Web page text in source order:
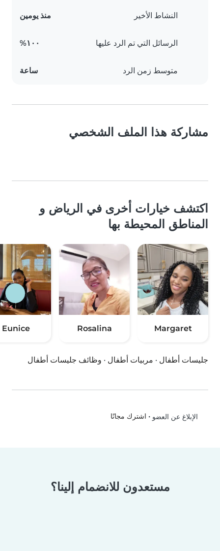
النشاط الأخير منذ يومين
الرسائل التي تم الرد عليها ١٠٠%
متوسط زمن الرد ساعة
مشاركة هذا الملف الشخصي
اكتشف خيارات أخرى في الرياض و
المناطق المحيطة بها
Margaret
Rosalina
Eunice
جليسات أطفال · مربيات أطفال · وظائف جليسات أطفال
الإبلاغ عن العضو • اشترك مجانًا
مستعدون للانضمام إلينا؟